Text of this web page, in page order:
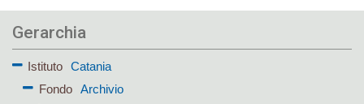
Gerarchia
Istituto
Catania
Fondo
Archivio